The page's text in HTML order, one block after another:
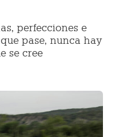
perfecciones e
pase, nunca hay
se cree